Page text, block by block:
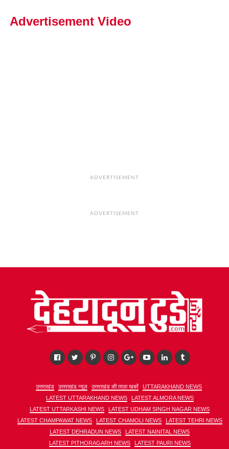
Advertisement Video
ADVERTISEMENT
ADVERTISEMENT
उत्तराखंड उत्तराखंड न्यूज़ उत्तराखंड की ताज़ा खबरें
UTTARAKHAND NEWS
LATEST UTTARAKHAND NEWS
LATEST ALMORA NEWS
LATEST UTTARKASHI NEWS
LATEST UDHAM SINGH NAGAR NEWS
LATEST CHAMPAWAT NEWS
LATEST CHAMOLI NEWS
LATEST TEHRI NEWS
LATEST DEHRADUN NEWS
LATEST NAINITAL NEWS
LATEST PITHORAGARH NEWS
LATEST PAURI NEWS